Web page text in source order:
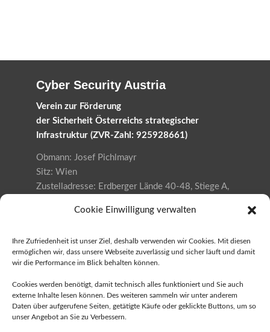
Cookie Einwilligung verwalten
Ihre Zufriedenheit ist unser Ziel, deshalb verwenden wir Cookies. Mit diesen
ermöglichen wir, dass unsere Webseite zuverlässig und sicher läuft und damit
wir die Performance im Blick behalten können.
Cookies werden benötigt, damit technisch alles funktioniert und Sie auch
externe Inhalte lesen können. Des weiteren sammeln wir unter anderem
Daten über aufgerufene Seiten, getätigte Käufe oder geklickte Buttons, um so
unser Angebot an Sie zu Verbessern.
Cyber Security Austria
Verein zur Förderung
der Sicherheit Österreichs strategischer
Infrastruktur (ZVR-Zahl: 925928661)
Obmann: Josef Pichlmayr
Sitz: Wien
Zustelladresse: Erdberger Lände 40-48, Stiege A,
Datenschutzerklärung
Security Challenge unterstützen!
als Sponsor